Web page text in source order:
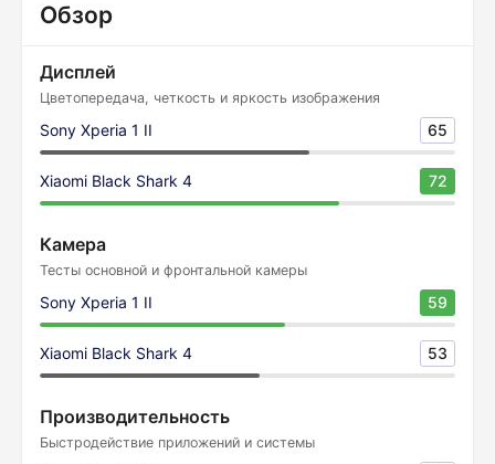
Обзор
Дисплей
Цветопередача, четкость и яркость изображения
Sony Xperia 1 II 65
Xiaomi Black Shark 4 72
Камера
Тесты основной и фронтальной камеры
Sony Xperia 1 II 59
Xiaomi Black Shark 4 53
Производительность
Быстродействие приложений и системы